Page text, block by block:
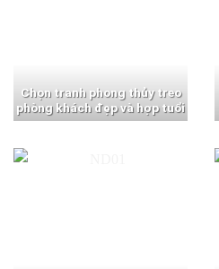
Chọn tranh phong thủy treo
phòng khách đẹp và hợp tuổi